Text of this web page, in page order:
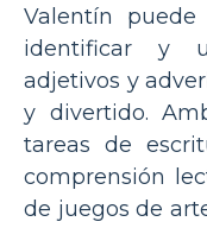
Valentín
identificar y
adjetivos y
y divertido.
tareas de
comprensión
de juegos de